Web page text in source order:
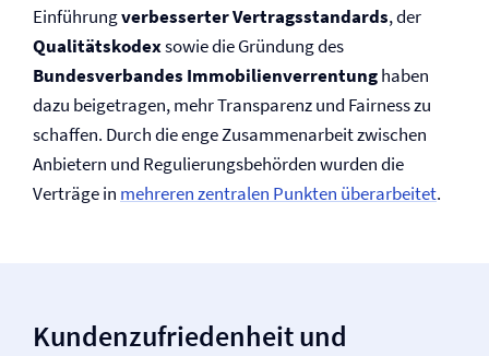
Einführungverbesserter Vertragsstandards, der
Qualitätskodexsowie die Gründung des
Bundesverbandes Immobilien­verrentunghaben
dazu beigetragen, mehr Transparenz und Fairness zu
schaffen. Durch die enge Zusammenarbeit zwischen
Anbietern und Regulierungsbehörden wurden die
Verträge in mehreren zentralen Punkten überarbeitet.
Kunden­zufriedenheit und